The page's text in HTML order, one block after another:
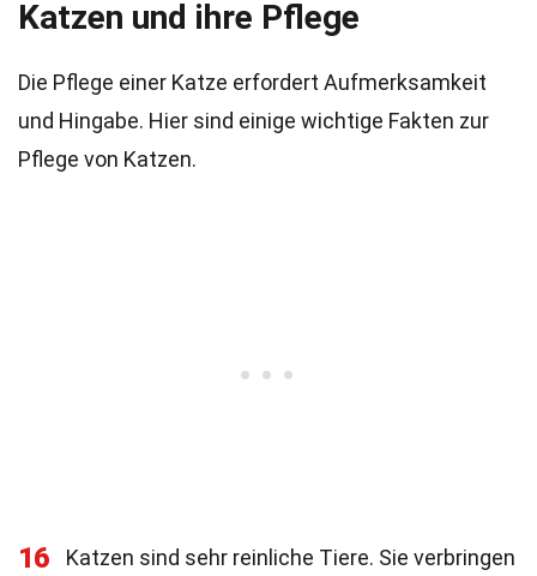
Katzen und ihre Pflege
Die Pflege einer Katze erfordert Aufmerksamkeit
und Hingabe. Hier sind einige wichtige Fakten zur
Pflege von Katzen.
16
Katzen sind sehr reinliche Tiere. Sie verbringen